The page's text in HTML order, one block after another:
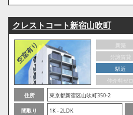
クレストコート新宿山吹町
新築
分譲賃貸
駅近
仲介料ゼロ
住所
東京都新宿区山吹町350-2
間取り
1K - 2LDK